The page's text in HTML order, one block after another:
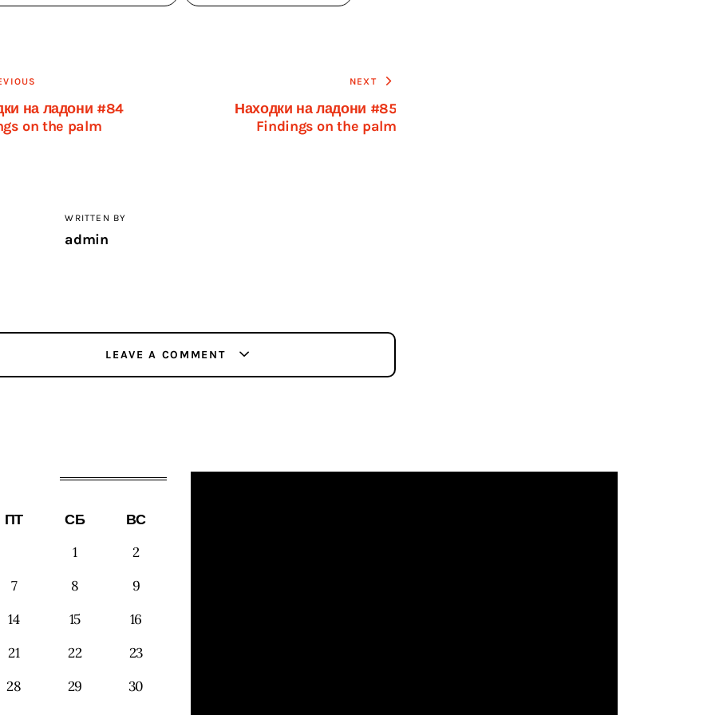
на ладони #84
on the palm
NEXT
Находки на ладони #85
Findings on the palm
WRITTEN BY
admin
LEAVE A COMMENT
ПТ СБ
ВС
1
2
7 8
9
14 15
16
21 22
23
28 29
30